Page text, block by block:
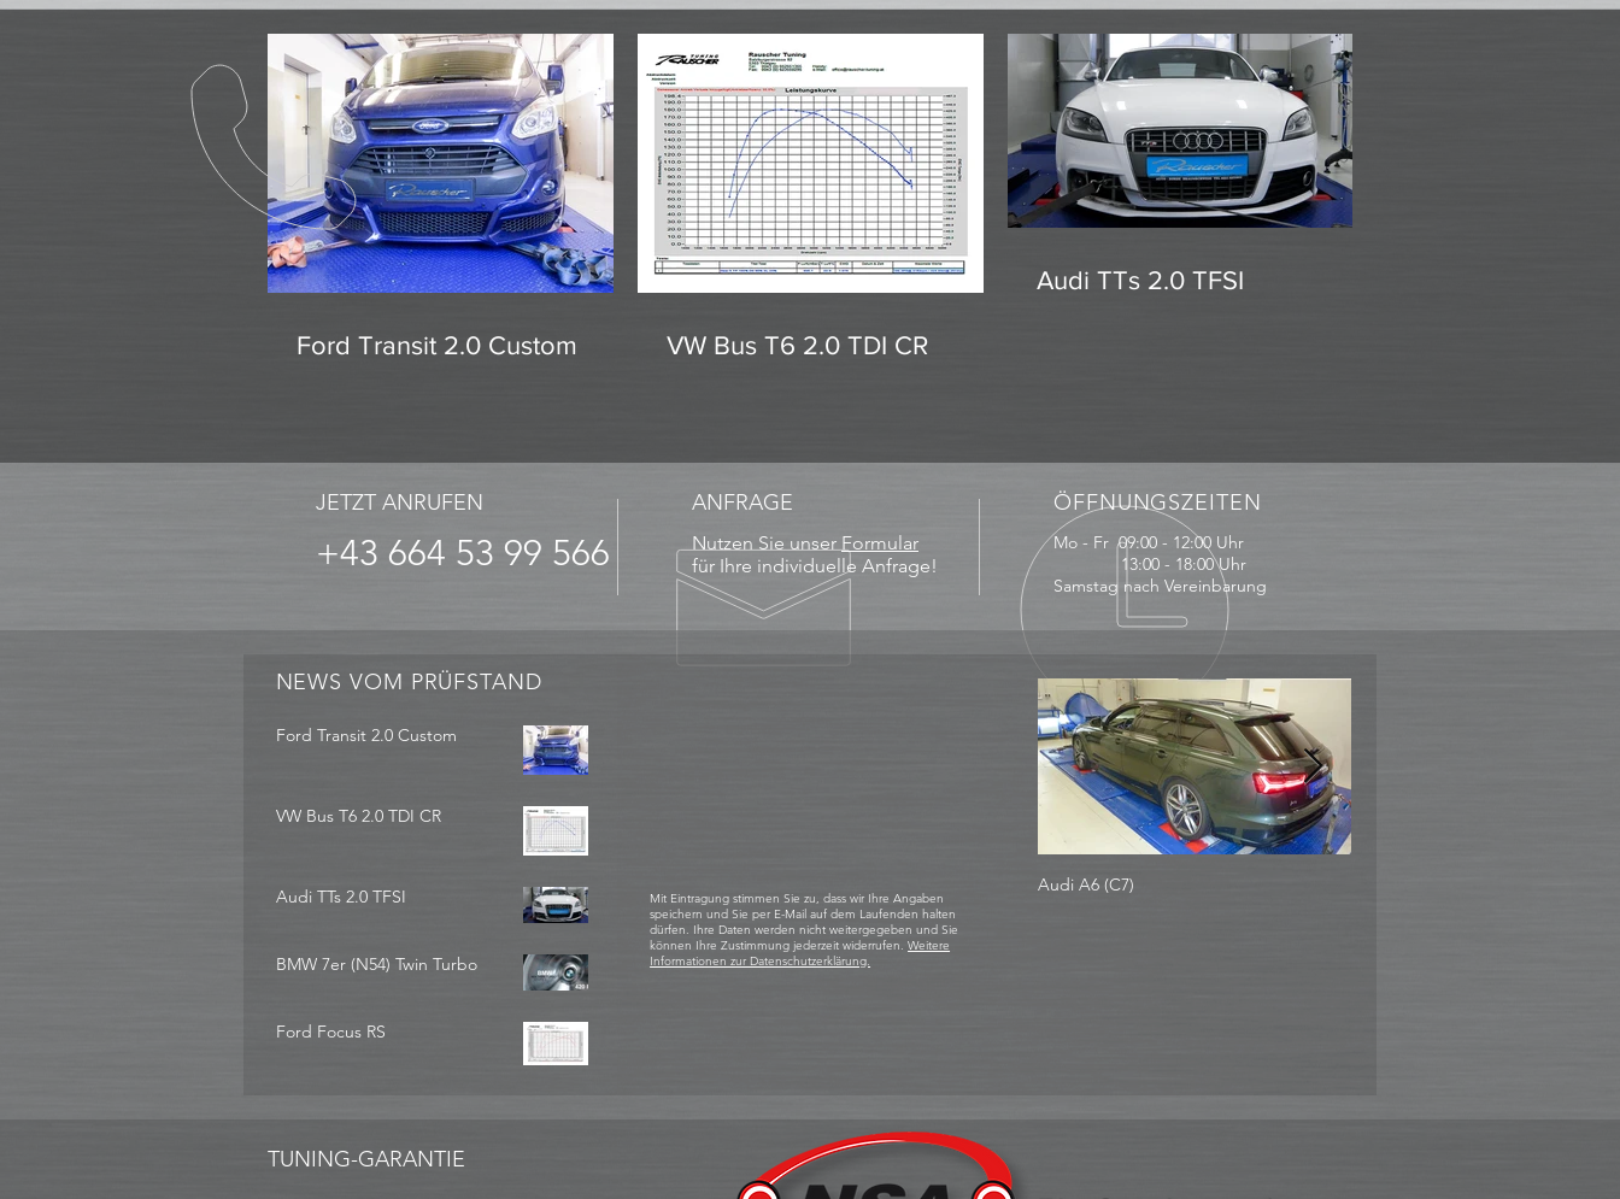
Ford Transit 2.0 Custom VW Bus T6 2.0 TDI CR
Audi TTs 2.0 TFSI
JETZT ANRUFEN
+43 664 53 99 566
ANFRAGE
Nutzen Sie unser Formular
für Ihre individuelle Anfrage!
ÖFFNUNGSZEITEN
Mo - Fr 09:00 - 12:00 Uhr
13:00 - 18:00 Uhr
Samstag nach Vereinbarung
NEWS VOM PRÜFSTAND
Ford Transit 2.0 Custom
VW Bus T6 2.0 TDI CR
Audi TTs 2.0 TFSI
BMW 7er (N54) Twin Turbo
Ford Focus RS
Mit Eintragung stimmen Sie zu, dass wir Ihre Angaben
speichern und Sie per E-Mail auf dem Laufenden halten
dürfen. Ihre Daten werden nicht weitergegeben und Sie
können Ihre Zustimmung jederzeit widerrufen.Weitere
Informationen zur Datenschutzerklärung.
Audi A6 (C7)
TUNING-GARANTIE